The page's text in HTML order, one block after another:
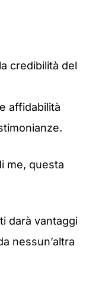
credibilità del
affidabilità
me, questa
darà vantaggi
nessun’altra